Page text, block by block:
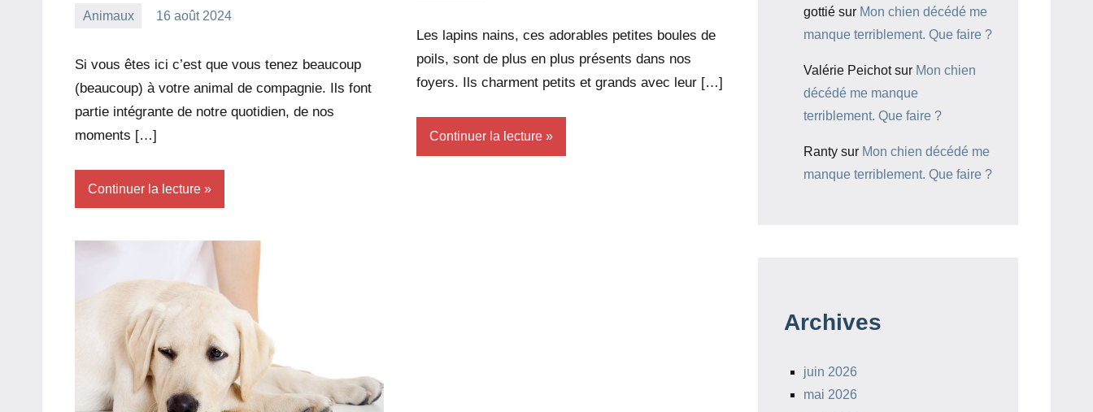
Animaux
16 août 2024
Si vous êtes ici c’est que vous tenez beaucoup
(beaucoup) à votre animal de compagnie. Ils font
partie intégrante de notre quotidien, de nos
moments […]
Continuer la lecture
Les lapins nains, ces adorables petites boules de
poils, sont de plus en plus présents dans nos
foyers. Ils charment petits et grands avec leur […]
Continuer la lecture
gottié sur Mon chien décédé me
manque terriblement. Que faire ?
Valérie Peichotsur Mon chien
décédé me manque
terriblement. Que faire ?
Ranty sur Mon chien décédé me
manque terriblement. Que faire ?
Archives
juin 2026
mai 2026